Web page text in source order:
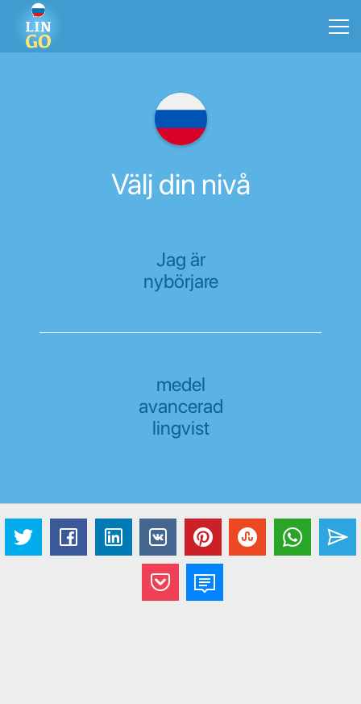
Välj din nivå
Jag är
nybörjare
medel
avancerad
lingvist